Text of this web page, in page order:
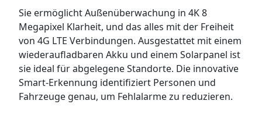
Sie ermöglicht Außenüberwachung in 4K 8
Megapixel Klarheit, und das alles mit der Freiheit
von 4G LTE Verbindungen. Ausgestattet mit einem
wiederaufladbaren Akku und einem Solarpanel ist
sie ideal für abgelegene Standorte. Die innovative
Smart-Erkennung identifiziert Personen und
Fahrzeuge genau, um Fehlalarme zu reduzieren.